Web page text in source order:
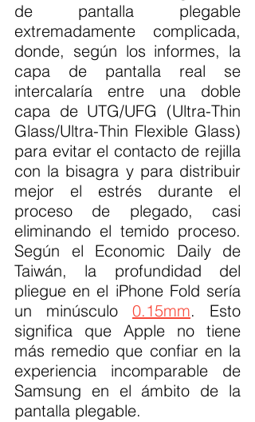
de pantalla plegable
extremadamente complicada,
donde, según los informes, la
capa de pantalla real se
intercalaría entre una doble
capa de UTG/UFG (Ultra-Thin
Glass/Ultra-Thin Flexible Glass)
para evitar el contacto de rejilla
con la bisagra y para distribuir
mejor el estrés durante el
proceso de plegado, casi
eliminando el temido proceso.
Según el Economic Daily de
Taiwán, la profundidad del
pliegue en el iPhone Fold sería
un minúsculo 0.15mm. Esto
significa que Apple no tiene
más remedio que confiar en la
experiencia incomparable de
Samsung en el ámbito de la
pantalla plegable.